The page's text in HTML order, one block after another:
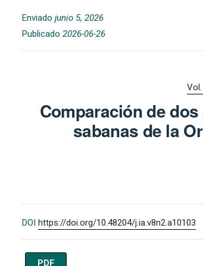
Enviado junio 5, 2026
Publicado 2026-06-26
Comparación de
sabanas de la
DOI https://doi.org/10.48204/j.ia.v8n2.a10103
PDF